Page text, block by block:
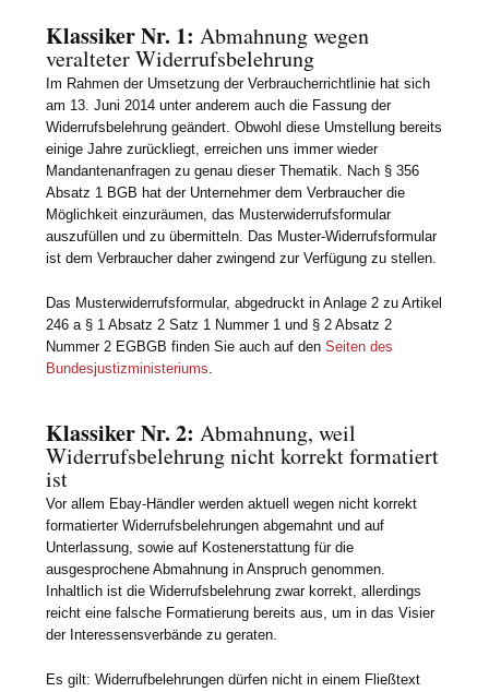
Klassiker Nr. 1:Abmahnung wegen
veralteter Widerrufsbelehrung
Im Rahmen der Umsetzung der Verbraucherrichtlinie hat sich
am 13. Juni 2014 unter anderem auch die Fassung der
Widerrufsbelehrung geändert. Obwohl diese Umstellung bereits
einige Jahre zurückliegt, erreichen uns immer wieder
Mandantenanfragen zu genau dieser Thematik. Nach § 356
Absatz 1 BGB hat der Unternehmer dem Verbraucher die
Möglichkeit einzuräumen, das Musterwiderrufsformular
auszufüllen und zu übermitteln. Das Muster-Widerrufsformular
ist dem Verbraucher daher zwingend zur Verfügung zu stellen.
Das Musterwiderrufsformular, abgedruckt in Anlage 2 zu Artikel
246 a § 1 Absatz 2 Satz 1 Nummer 1 und § 2 Absatz 2
Nummer 2 EGBGB finden Sie auch auf denSeiten des
Bundesjustizministeriums.
Klassiker Nr. 2: Abmahnung, weil
Widerrufsbelehrung nicht korrekt formatiert
ist
Vor allem Ebay-Händler werden aktuell wegen nicht korrekt
formatierter Widerrufsbelehrungen abgemahnt und auf
Unterlassung, sowie auf Kostenerstattung für die
ausgesprochene Abmahnung in Anspruch genommen.
Inhaltlich ist die Widerrufsbelehrung zwar korrekt, allerdings
reicht eine falsche Formatierung bereits aus, um in das Visier
der Interessensverbände zu geraten.
Es gilt: Widerrufbelehrungen dürfen nicht in einem Fließtext